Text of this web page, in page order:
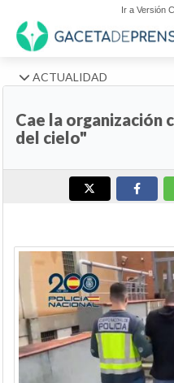
Ir a Versión
ACTUALIDAD
Cae la organización
del cielo"